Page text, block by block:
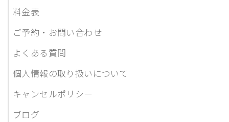
料金表
ご予約・お問い合わせ
よくある質問
個人情報の取り扱いについて
キャンセルポリシー
ブログ